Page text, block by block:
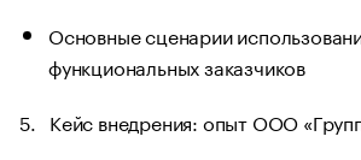
Основные сценарии
функциональных заказчиков
5. Кейс внедрения: опыт ООО